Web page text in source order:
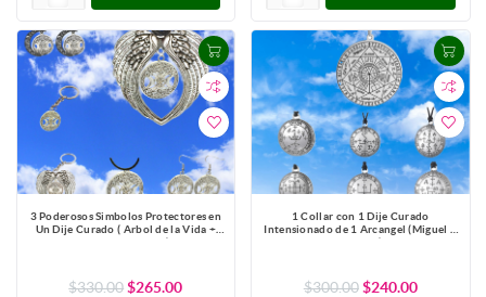
3 Poderosos Simbolos Protectores en
Un Dije Curado ( Arbol de la Vida +
Pentagrama + Triple Luna) Hecate /
$330.00 $265.00
1 Collar con 1 Dije Curado
Intensionado de 1 Arcangel (Miguel o
Gabriel o Rafael, Etc.) 30x30mm en
ARCANGELES para Escoger X1-113
$300.00 $240.00